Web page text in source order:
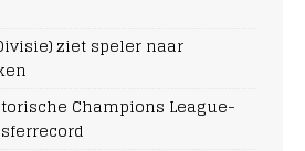
ziet speler naar
Champions League-